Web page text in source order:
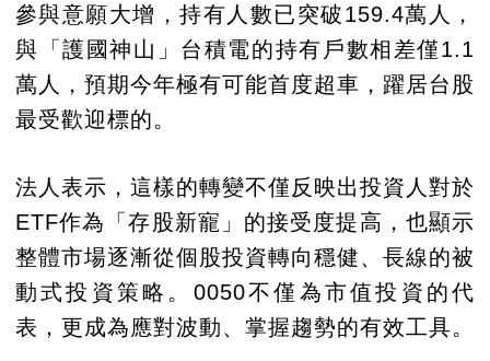
參與意願大增，持有人數已突破159.4萬人，
與「護國神山」台積電的持有戶數相差僅1.1
萬人，預期今年極有可能首度超車，躍居台股
最受歡迎標的。
法人表示，這樣的轉變不僅反映出投資人對於
ETF作為「存股新寵」的接受度提高，也顯示
整體市場逐漸從個股投資轉向穩健、長線的被
動式投資策略。0050不僅為市值投資的代
表，更成為應對波動、掌握趨勢的有效工具。